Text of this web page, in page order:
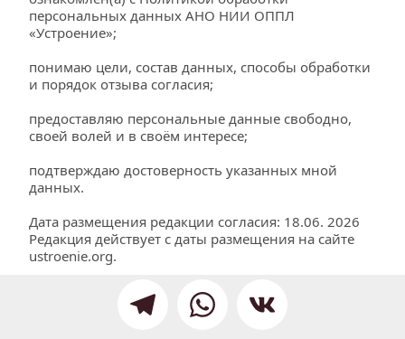
персональных данных АНО НИИ ОППЛ
«Устроение»;
понимаю цели, состав данных, способы обработки
и порядок отзыва согласия;
предоставляю персональные данные свободно,
своей волей и в своём интересе;
подтверждаю достоверность указанных мной
данных.
Дата размещения редакции согласия: 18.06. 2026
ustroenie.org.